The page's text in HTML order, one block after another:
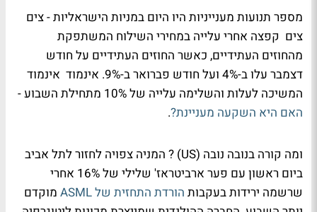
מספר תנועות מענייניות היו היום במניות הישראליות - צים
צים קפצה אחרי עלייה במחירי השילוח המשתפקת
מהחוזים העתידיים, כאשר החוזים העתידיים על חודש
דצמבר עלו ב-4% ועל חודש פברואר ב-9%. אינמוד אינמוד
המשיכה לעלות והשלימה עלייה של 10% מתחילת השבוע -
האם היא השקעה מעניינת?.
ומה קורה בנובה נובה (US) ? המניה צפויה לחזור לתל אביב
ביום ראשון עם פער ארביטראז' שלילי של 16% אחרי
שרשמה ירידות בעקבות הורדת התחזית של ASML
מוקדם